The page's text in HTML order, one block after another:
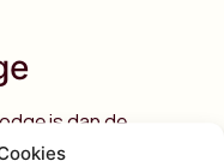
is dan de
lodge, eigendom